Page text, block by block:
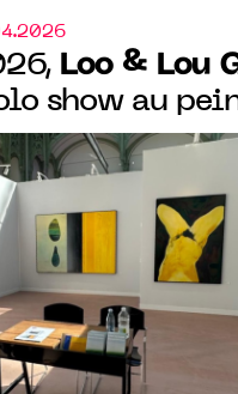
Loo & Lou
show au
Mullem